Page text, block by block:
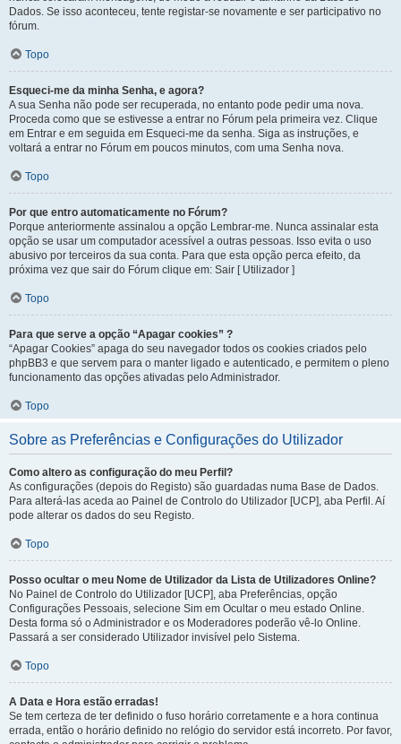
Dados. Se isso aconteceu, tente registar-se novamente e ser participativo no
fórum.
Topo
Esqueci-me da minha Senha, e agora?
A sua Senha não pode ser recuperada, no entanto pode pedir uma nova.
Proceda como que se estivesse a entrar no Fórum pela primeira vez. Clique
em Entrar e em seguida em Esqueci-me da senha. Siga as instruções, e
voltará a entrar no Fórum em poucos minutos, com uma Senha nova.
Topo
Por que entro automaticamente no Fórum?
Porque anteriormente assinalou a opção Lembrar-me. Nunca assinalar esta
opção se usar um computador acessível a outras pessoas. Isso evita o uso
abusivo por terceiros da sua conta. Para que esta opção perca efeito, da
próxima vez que sair do Fórum clique em: Sair [ Utilizador ]
Topo
Para que serve a opção “Apagar cookies” ?
“Apagar Cookies” apaga do seu navegador todos os cookies criados pelo
phpBB3 e que servem para o manter ligado e autenticado, e permitem o pleno
funcionamento das opções ativadas pelo Administrador.
Topo
Sobre as Preferências e Configurações do Utilizador
Como altero as configuração do meu Perfil?
As configurações (depois do Registo) são guardadas numa Base de Dados.
Para alterá-las aceda ao Painel de Controlo do Utilizador [UCP], aba Perfil. Aí
pode alterar os dados do seu Registo.
Topo
Posso ocultar o meu Nome de Utilizador da Lista de Utilizadores Online?
No Painel de Controlo do Utilizador [UCP], aba Preferências, opção
Configurações Pessoais, selecione Sim em Ocultar o meu estado Online.
Desta forma só o Administrador e os Moderadores poderão vê-lo Online.
Passará a ser considerado Utilizador invisível pelo Sistema.
Topo
A Data e Hora estão erradas!
Se tem certeza de ter definido o fuso horário corretamente e a hora continua
errada, então o horário definido no relógio do servidor está incorreto. Por favor,